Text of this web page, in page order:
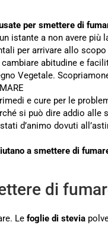
per smettere di
istante a non avere più
per arrivare allo
abitudine e
Vegetale.
e cure per le
si può dire addio alle
d’animo dovuti
a smettere di
di
Le foglie di stevia